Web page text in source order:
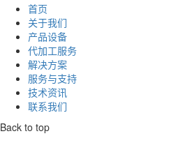
首页
关于我们
产品设备
代加工服务
解决方案
服务与支持
技术资讯
联系我们
Back to top